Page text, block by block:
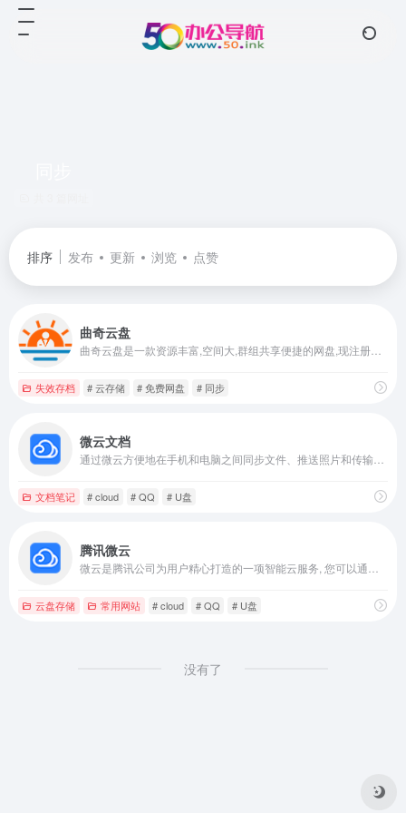
排序 发布 更新 浏览 点赞
曲奇云盘
失效存档 # 云存储 # 免费网盘 # 同步
微云文档
文档笔记 # cloud # QQ # U盘
腾讯微云
云盘存储 常用网站 # cloud # QQ # U盘
没有了